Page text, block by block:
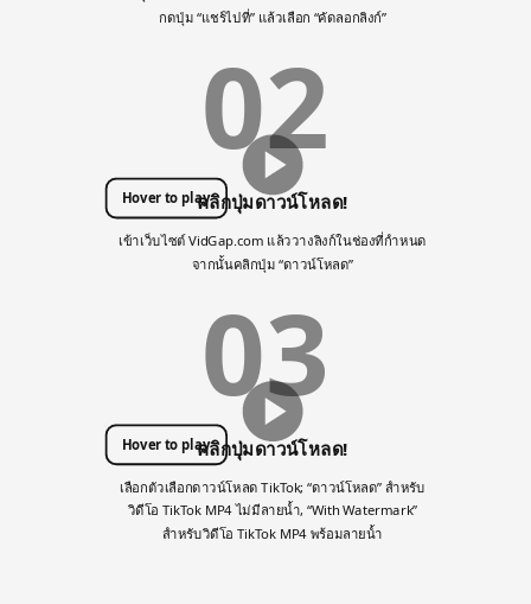
กดปุ่ม “แชร์ไปที่” แล้วเลือก “คัดลอกลิงก์”
02
Hover to playคลิกปุ่มดาวน์โหลด!
เข้าเว็บไซต์ VidGap.com แล้ววางลิงก์ในช่องที่กำหนด
จากนั้นคลิกปุ่ม “ดาวน์โหลด”
03
Hover to playคลิกปุ่มดาวน์โหลด!
เลือกตัวเลือกดาวน์โหลด TikTok; “ดาวน์โหลด” สำหรับ
วิดีโอ TikTok MP4 ไม่มีลายน้ำ, “With Watermark”
สำหรับวิดีโอ TikTok MP4 พร้อมลายน้ำ